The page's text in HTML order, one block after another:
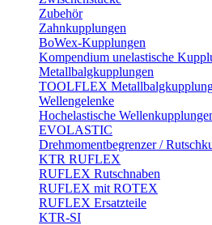
Zubehör
Zahnkupplungen
BoWex-Kupplungen
Kompendium unelastische
Metallbalgkupplungen
TOOLFLEX
Wellengelenke
Hochelastische
EVOLASTIC
Drehmomentbegrenzer /
KTR RUFLEX
RUFLEX Rutschnaben
RUFLEX mit ROTEX
RUFLEX Ersatzteile
KTR-SI